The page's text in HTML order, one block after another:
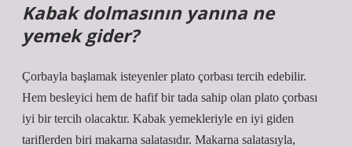
Kabak dolmasının yanına ne
yemek gider?
Çorbayla başlamak isteyenler plato çorbası tercih edebilir.
Hem besleyici hem de hafif bir tada sahip olan plato çorbası
iyi bir tercih olacaktır. Kabak yemekleriyle en iyi giden
tariflerden biri makarna salatasıdır. Makarna salatasıyla,